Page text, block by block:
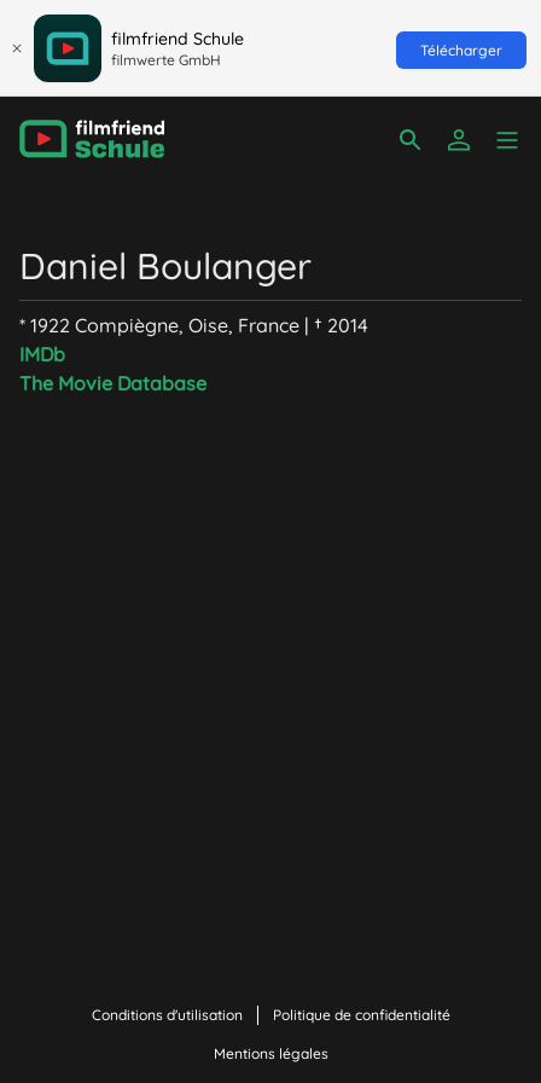
filmfriend Schule
filmwerte GmbH
Télécharger
Daniel Boulanger
* 1922 Compiègne, Oise, France | † 2014
IMDb
The Movie Database
Conditions d'utilisation Politique de confidentialité
Mentions légales